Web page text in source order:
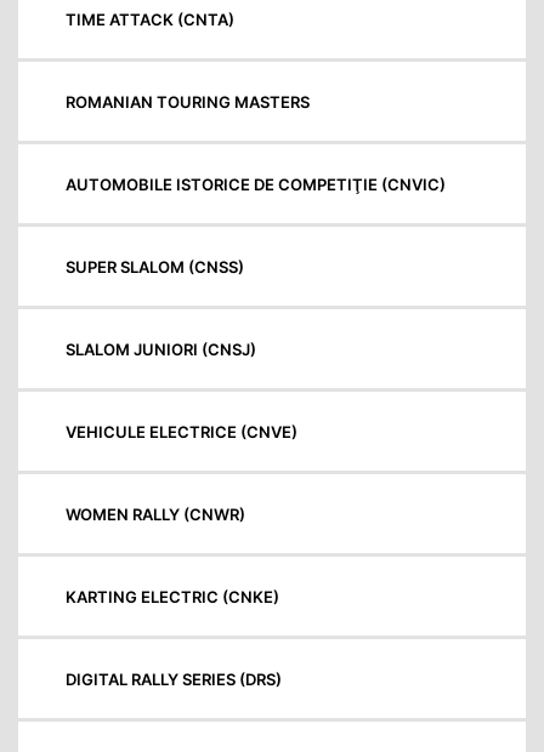
TIME ATTACK (CNTA)
ROMANIAN TOURING MASTERS
AUTOMOBILE ISTORICE DE COMPETIŢIE (CNVIC)
SUPER SLALOM (CNSS)
SLALOM JUNIORI (CNSJ)
VEHICULE ELECTRICE (CNVE)
WOMEN RALLY (CNWR)
KARTING ELECTRIC (CNKE)
DIGITAL RALLY SERIES (DRS)